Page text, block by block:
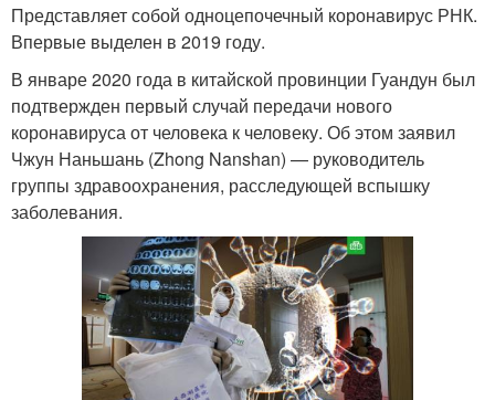
Представляет собой одноцепочечный коронавирус РНК.
Впервые выделен в 2019 году.
В январе 2020 года в китайской провинции Гуандун был
подтвержден первый случай передачи нового
коронавируса от человека к человеку. Об этом заявил
Чжун Наньшань (Zhong Nanshan) — руководитель
группы здравоохранения, расследующей вспышку
заболевания.